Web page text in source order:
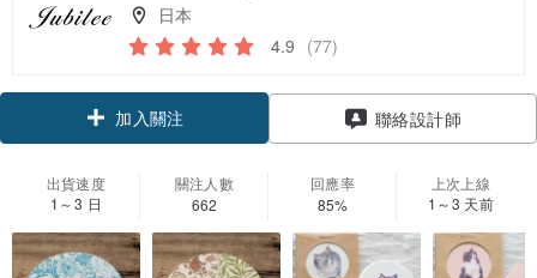
日本
4.9 (77)
加入關注 聯絡設計師
出貨速度
1～3 日
關注人數
662
回應率
85%
上次上線
1～3 天前